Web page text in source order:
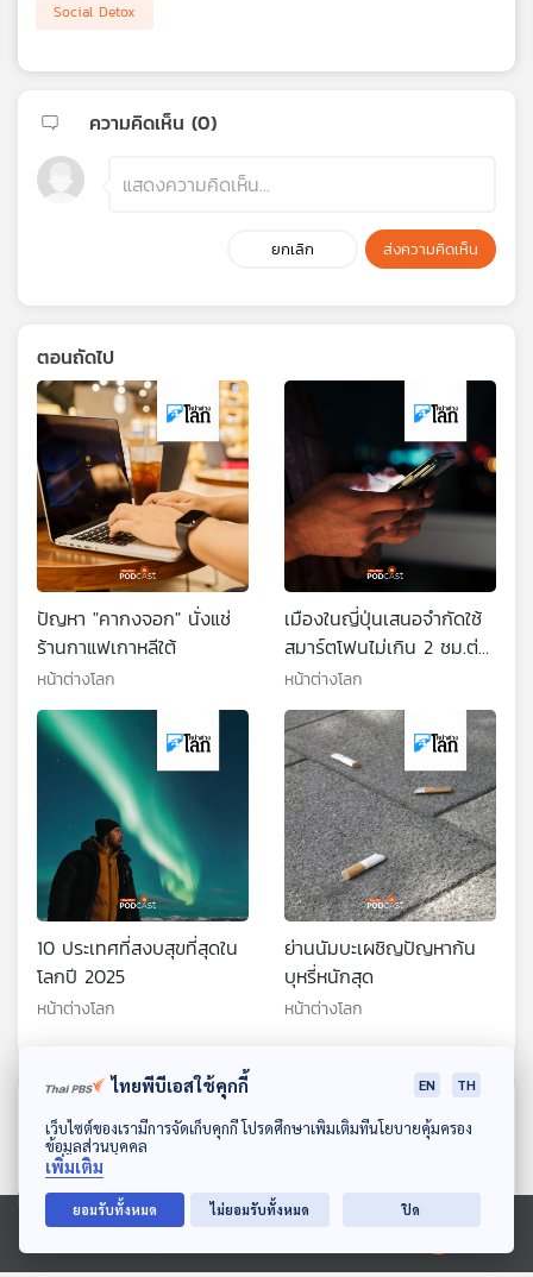
ดาวน์โหลด Thai PBS Podcast Application
Ⓒ 2020 องค์การกระจายเสียงและแพร่ภาพสาธารณะแห่งประเทศไทย
Social Detox
ความคิดเห็น (0)
ยกเลิก ส่งความคิดเห็น
ตอนถัดไป
ปัญหา "คากงจอก" นั่งแช่
ร้านกาแฟเกาหลีใต้
หน้าต่างโลก
เมืองในญี่ปุ่นเสนอจำกัดใช้
สมาร์ตโฟนไม่เกิน 2 ชม.ต่อ
วัน
หน้าต่างโลก
10 ประเทศที่สงบสุขที่สุดใน
โลกปี 2025
หน้าต่างโลก
ย่านนัมบะเผชิญปัญหาก้น
บุหรี่หนักสุด
หน้าต่างโลก
ไทยพีบีเอสใช้คุกกี้ EN TH
เว็บไซต์ของเรามีการจัดเก็บคุกกี้ โปรดศึกษาเพิ่มเติมที่นโยบายคุ้มครอง
ข้อมูลส่วนบุคคล
เพิ่มเติม
ยอมรับทั้งหมด ไม่ยอมรับทั้งหมด ปิด